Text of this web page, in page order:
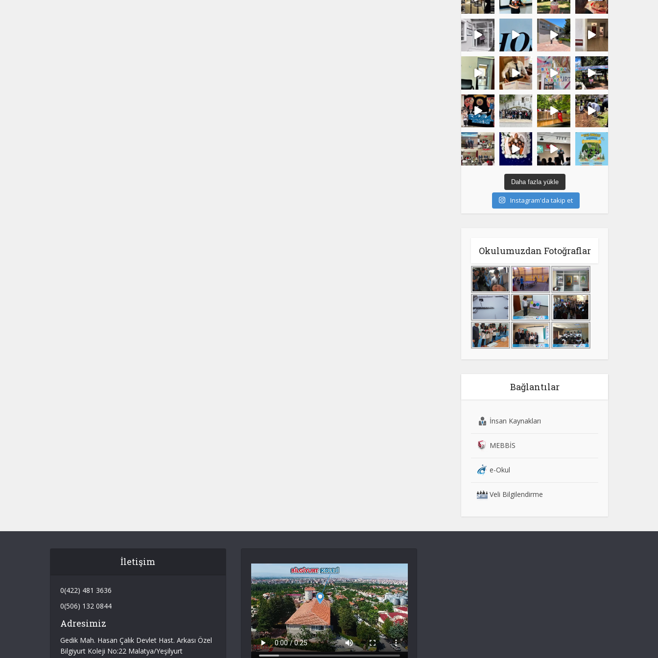
Daha fazla yükle
Instagram'da takip et
Okulumuzdan Fotoğraflar
Bağlantılar
İnsan Kaynakları
MEBBİS
e-Okul
Veli Bilgilendirme
İletişim
0(422) 481 3636
0(506) 132 0844
Adresimiz
Gedik Mah. Hasan Çalık Devlet Hast. Arkası Özel
Bilgiyurt Koleji No:22 Malatya/Yeşilyurt